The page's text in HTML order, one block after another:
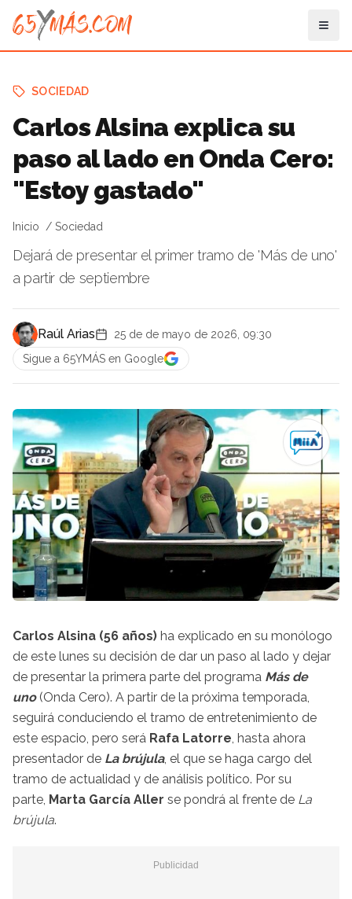
SOCIEDAD
Carlos Alsina explica su
paso al lado en Onda Cero:
"Estoy gastado"
Inicio Sociedad
Dejará de presentar el primer tramo de 'Más de uno'
a partir de septiembre
Raúl Arias
25 de de mayo de 2026, 09:30
Sigue a 65YMÁS en Google
Carlos Alsina (56 años) ha explicado en su monólogo
de este lunes su decisión de dar un paso al lado y dejar
de presentar la primera parte del programa Más de
uno(Onda Cero). A partir de la próxima temporada,
seguirá conduciendo el tramo de entretenimiento de
este espacio, pero será Rafa Latorre, hasta ahora
presentador de La brújula, el que se haga cargo del
tramo de actualidad y de análisis político. Por su
parte, Marta García Aller se pondrá al frente de La
brújula.